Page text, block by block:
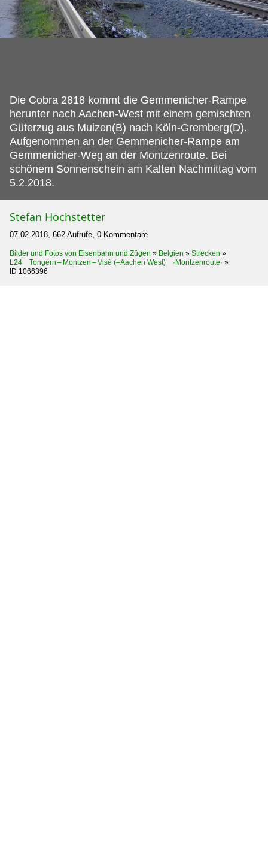
Die Cobra 2818 kommt die Gemmenicher-Rampe
herunter nach Aachen-West mit einem gemischten
Güterzug aus Muizen(B) nach Köln-Gremberg(D).
Aufgenommen an der Gemmenicher-Rampe am
Gemmenicher-Weg an der Montzenroute. Bei
schönem Sonnenschein am Kalten Nachmittag vom
5.2.2018.
Stefan Hochstetter
07.02.2018, 662 Aufrufe, 0 Kommentare
Bilder und Fotos von Eisenbahn und Zügen » Belgien » Strecken »
L24 Tongern – Montzen – Visé (–Aachen West) ·Montzenroute· »
ID 1066396